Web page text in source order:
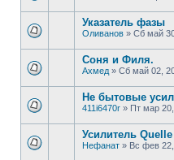
Указатель фазы
Оливанов » Сб май
Соня и Филя.
Ахмед » Сб май 02,
Не бытовые
411i6470r » Пт мар
Усилитель
Нефанат » Вс фев